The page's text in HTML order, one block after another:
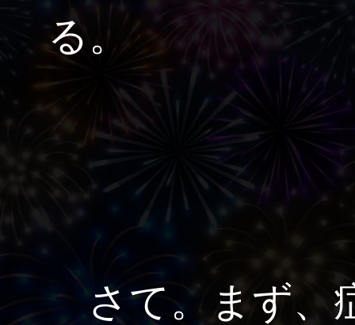
る。
さて。まず、